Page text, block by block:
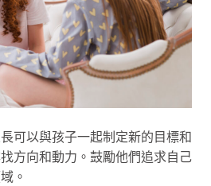
可以與孩子一起制定新的目標和
方向和動力。鼓勵他們追求自己
。